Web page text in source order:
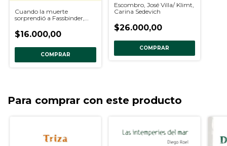
Cuando la muerte
sorprendió a Fassbinder,
$16.000,00
COMPRAR
Escombro, José Villa/ Klimt,
Carina Sedevich
$26.000,00
Para comprar con este producto